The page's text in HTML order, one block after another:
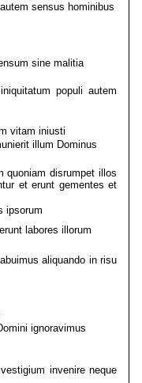
sensus hominibus
sine malitia
populi autem
vitam iniusti
illum Dominus
quoniam disrumpet illos
et erunt gementes et
ipsorum
labores illorum
aliquando in risu
ignoravimus
invenire neque